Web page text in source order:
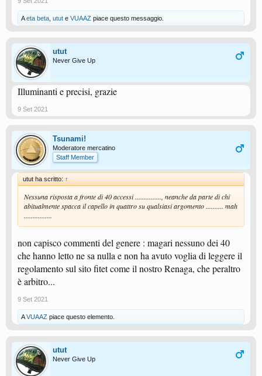
Aeta beta utut e VUAAZ piace questo messaggio.
utut
Never Give Up
Illuminanti e precisi, grazie
9 Set 2021
Tsunami!
Moderatore mercatino
Staff Member
utut ha scritto: ↑
Nessuna risposta a fronte di 40 accessi ..............., neanche da parte di chi
abitualmente spacca il capello in quattro su qualsiasi argomento .......... mah
................
non capisco commenti del genere : magari nessuno dei 40
che hanno letto ne sa nulla e non ha avuto voglia di leggere il
regolamento sul sito fitet come il nostro Renaga, che peraltro
è arbitro...
9 Set 2021
AVUAAZ piace questo elemento.
utut
Never Give Up